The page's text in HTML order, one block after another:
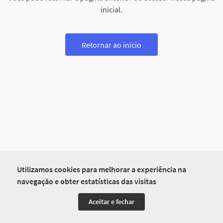
Utilizamos cookies para melhorar a experiência na
navegação e obter estatísticas das visitas
Aceitar e fechar
inicial.
Retornar ao início